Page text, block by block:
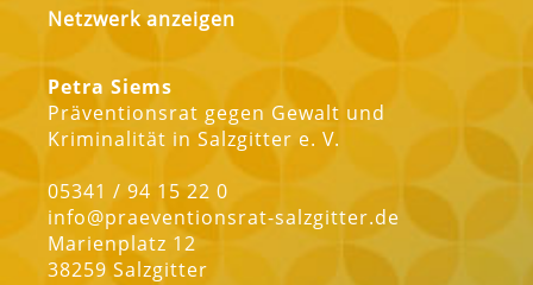
Netzwerk anzeigen
Petra Siems
Präventionsrat gegen Gewalt und
Kriminalität in Salzgitter e. V.
05341 / 94 15 22 0
info@praeventionsrat-salzgitter.de
Marienplatz 12
38259 Salzgitter